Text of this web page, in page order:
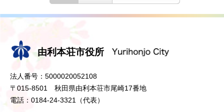
由利本荘市役所
法人番号：5000020052108
〒015-8501 秋田県由利本荘市尾崎17番地
電話：0184-24-3321（代表）